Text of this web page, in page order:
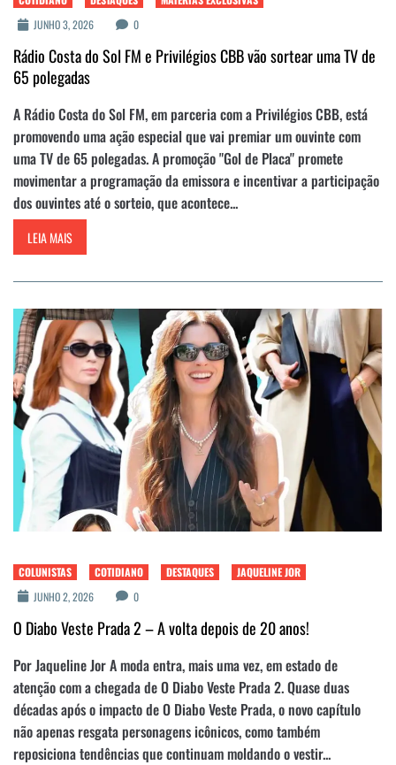
JUNHO 3, 2026
0
Rádio Costa do Sol FM e Privilégios CBB vão sortear uma TV de
65 polegadas
A Rádio Costa do Sol FM, em parceria com a Privilégios CBB, está
promovendo uma ação especial que vai premiar um ouvinte com
uma TV de 65 polegadas. A promoção "Gol de Placa" promete
movimentar a programação da emissora e incentivar a participação
dos ouvintes até o sorteio, que acontece...
LEIA MAIS
COLUNISTAS COTIDIANO DESTAQUES
JAQUELINE JOR
JUNHO 2, 2026
0
O Diabo Veste Prada 2 – A volta depois de 20 anos!
Por Jaqueline Jor A moda entra, mais uma vez, em estado de
atenção com a chegada de O Diabo Veste Prada 2. Quase duas
décadas após o impacto de O Diabo Veste Prada, o novo capítulo
não apenas resgata personagens icônicos, como também
reposiciona tendências que continuam moldando o vestir...